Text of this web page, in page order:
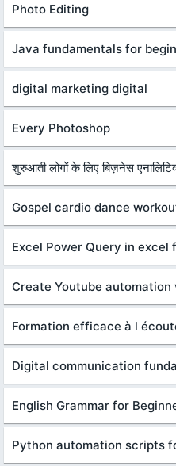
Photo Editing
Java fundamentals for
digital marketing digital
Every Photoshop
शुरुआती लोगों के लिए बिज़नेस
Gospel cardio dance
Excel Power Query in excel
Create Youtube automation
Formation efficace à l
Digital communication
English Grammar for
Python automation scripts